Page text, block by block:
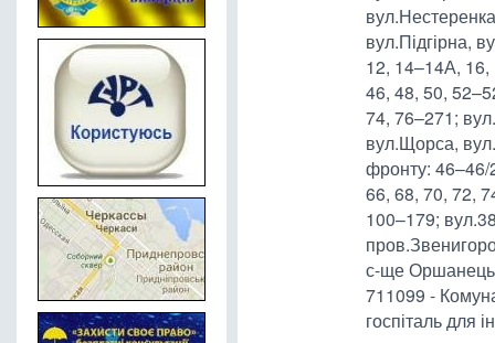
вул.Підгірна,
12, 14–14А,
46, 48, 50,
74, 76–271;
вул.Щорса,
фронту: 46–46/
66, 68, 70, 72,
100–179;
с-ще Оршанець
711099 -
госпіталь для